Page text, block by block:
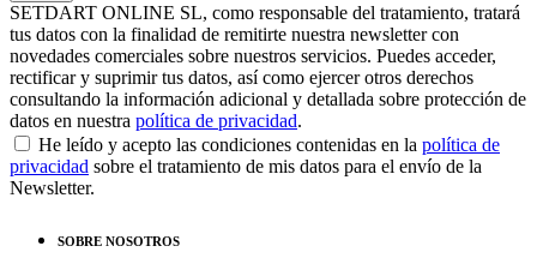
SETDART ONLINE SL, como responsable del tratamiento, tratará
tus datos con la finalidad de remitirte nuestra newsletter con
novedades comerciales sobre nuestros servicios. Puedes acceder,
rectificar y suprimir tus datos, así como ejercer otros derechos
consultando la información adicional y detallada sobre protección de
datos en nuestra política de privacidad.
He leído y acepto las condiciones contenidas en la política de
privacidad sobre el tratamiento de mis datos para el envío de la
Newsletter.
SOBRE NOSOTROS